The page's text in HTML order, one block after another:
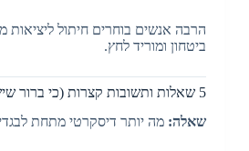
הרבה אנשים בוחרים חיתול ליציאות
ביטחון ומוריד לחץ.
5 שאלות ותשובות קצרות (כי ברור שיש)
שאלה: מה יותר דיסקרטי מתחת